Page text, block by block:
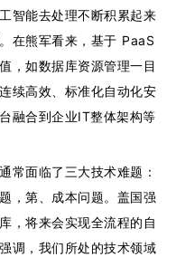
智能去处理不断积累起来
在熊军看来，基于 PaaS
，如数据库资源管理一目
续高效、标准化自动化安
融合到企业IT整体架构等
常面临了三大技术难题：
，第、成本问题。盖国强
，将来会实现全流程的自
调，我们所处的技术领域